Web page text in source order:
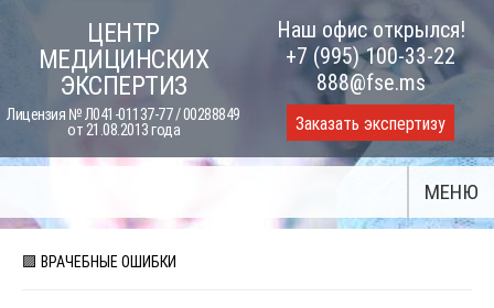
content
ЦЕНТР
МЕДИЦИНСКИХ
ЭКСПЕРТИЗ
Лицензия № Л041-01137-77 / 00288849
от 21.08.2013 года
Наш офис открылся!
+7 (995) 100-33-22
888@fse.ms
Заказать экспертизу
МЕНЮ
🟪 ВРАЧЕБНЫЕ ОШИБКИ